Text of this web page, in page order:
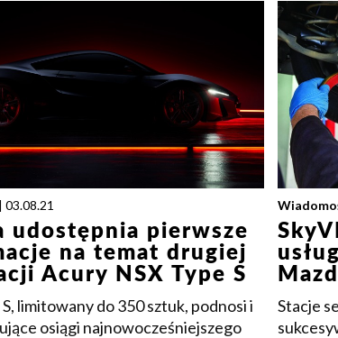
| 03.08.21
udostępnia pierwsze
na temat drugiej
Acury NSX Type S
S, limitowany do 350 sztuk, podnosi i
osiągi najnowocześniejszego
Stacje